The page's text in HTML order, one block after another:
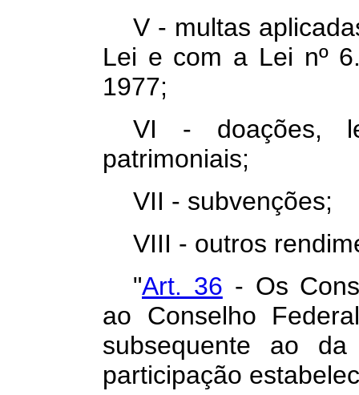
V - multas
Lei e com a Lei nº
1977;
VI - doações,
patrimoniais;
VII - subvenções;
VIII - outros
"Art. 36 - Os
ao Conselho
subsequente ao
participação